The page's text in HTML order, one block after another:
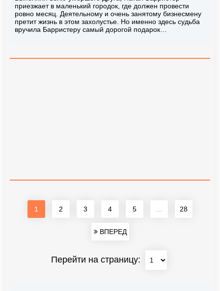
приезжает в маленький городок, где должен провести
ровно месяц. Деятельному и очень занятому бизнесмену
претит жизнь в этом захолустье. Но именно здесь судьба
вручила Барристеру самый дорогой подарок…
1 2 3 4 5 28
ВПЕРЕД
Перейти на страницу: